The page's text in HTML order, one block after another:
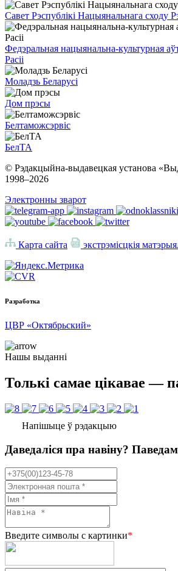
Савет Рэспублікі Нацыянальнага сходу
Федэральная нацыянальна-культурная
Расіі
Моладзь Беларусі
Дом прэсы
Белтаможсэрвіс
БелТА
© Рэдакцыйна-выдавецкая установа
1998–2026
Электронны зварот
Карта сайта экстрэмісцкія
Разработка
ЦВР «Октябрьский»
Нашы выданні
Толькі самае цікавае —
Напішыце ў рэдакцыю
Даведаліся пра навіну?
Введите символы с картинки*